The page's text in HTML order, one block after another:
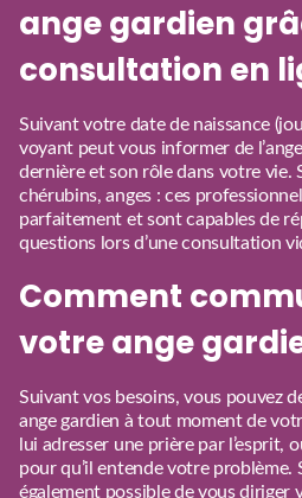
ange gardien
consultation en
Suivant votre date de naissance
voyant peut vous informer de
dernière et son rôle dans votre vie.
chérubins, anges : ces
parfaitement et sont capables de
questions lors d’une consultation
Comment
votre ange
Suivant vos besoins, vous pouvez
ange gardien à tout moment de
lui adresser une prière par l’esprit,
pour qu’il entende votre problème.
également possible de vous diriger